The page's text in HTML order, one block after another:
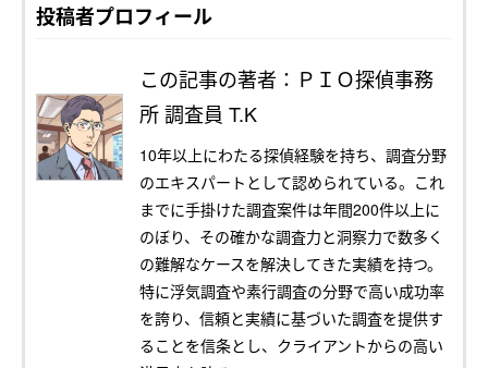
投稿者プロフィール
この記事の著者：ＰＩＯ探偵事務
所 調査員 T.K
10年以上にわたる探偵経験を持ち、調査分野
のエキスパートとして認められている。これ
までに手掛けた調査案件は年間200件以上に
のぼり、その確かな調査力と洞察力で数多く
の難解なケースを解決してきた実績を持つ。
特に浮気調査や素行調査の分野で高い成功率
を誇り、信頼と実績に基づいた調査を提供す
ることを信条とし、クライアントからの高い